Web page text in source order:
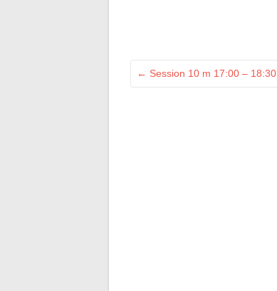
← Session 10 m 17:00 – 18:30